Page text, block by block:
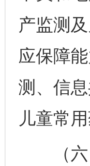
产监测
应保障
测、信
儿童常
（六